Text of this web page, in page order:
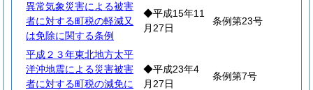
異常気象災害による被害
者に対する町税の軽減又
は免除に関する条例
◆平成15年11
月27日
条例第23号
平成２３年東北地方太平
洋沖地震による災害被害
者に対する町税の減免に
◆平成23年4
月27日
条例第7号